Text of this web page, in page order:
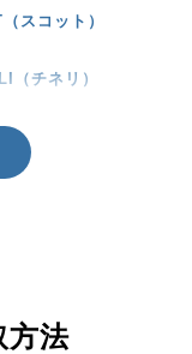
スコット）
（チネリ）
方法